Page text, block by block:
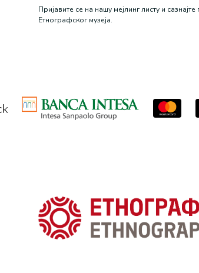
Пријавите се на нашу мејлинг листу и
Етнографског музеја.